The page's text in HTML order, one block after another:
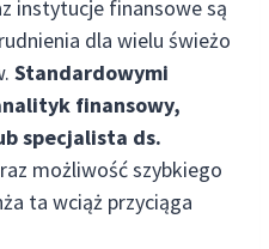
instytucje finansowe są
dla wielu świeżo
Standardowymi
finansowy,
specjalista ds.
możliwość szybkiego
ta wciąż przyciąga